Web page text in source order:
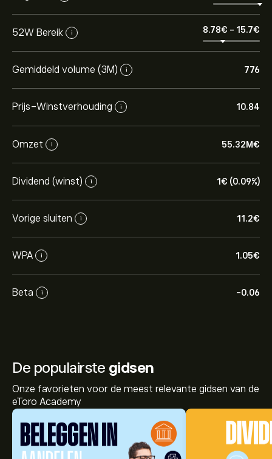
52W Bereik i 8.78‎€‎ - 15.7‎€‎
Gemiddeld volume (3M) i 776
Prijs-Winstverhouding i 10.84
Omzet i 55.32M‎€‎
Dividend (winst) i 1‎€‎ (0.09%)
Vorige sluiten i 11.2‎€‎
WPA i 1.05‎€‎
Beta i -0.06
De populairste gidsen
Onze favorieten voor de meest relevante gidsen van de
eToro Academy